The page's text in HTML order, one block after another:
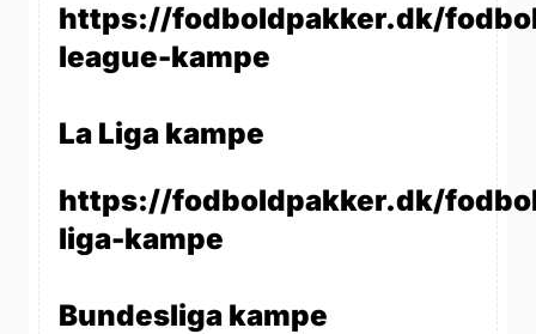
https://fodboldpakker.dk/
league-kampe
La Liga kampe
https://fodboldpakker.dk/
liga-kampe
Bundesliga kampe